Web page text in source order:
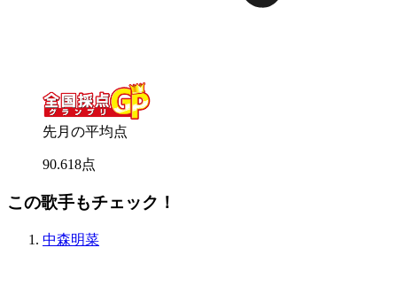
先月の平均点
90.618点
この歌手もチェック！
中森明菜